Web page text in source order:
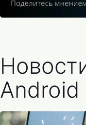
Android